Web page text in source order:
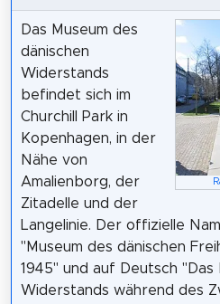
Das Museum des
dänischen
Widerstands
befindet sich im
Churchill Park in
Kopenhagen, in der
Nähe von
Amalienborg, der
Zitadelle und der
Langelinie. Der offizielle
"Museum des dänischen
1945" und auf Deutsch "Das
Widerstands während des